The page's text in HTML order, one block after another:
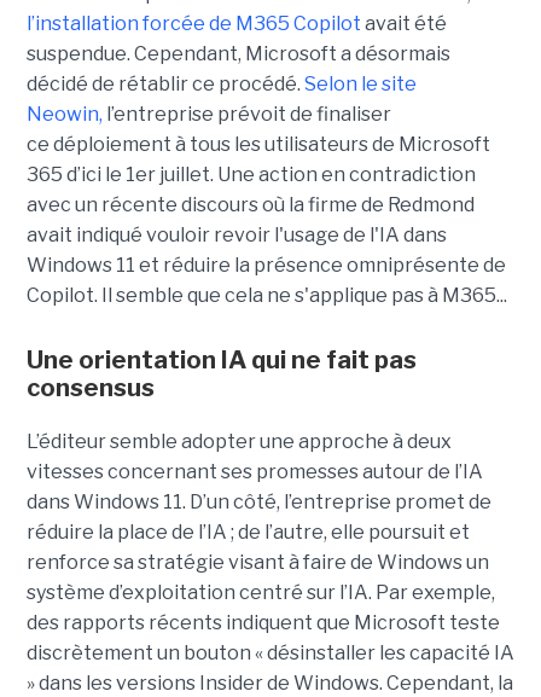
l’installation forcée de M365 Copilot avait été
suspendue. Cependant, Microsoft a désormais
décidé de rétablir ce procédé. Selon le site
Neowin, l’entreprise prévoit de finaliser
ce déploiement à tous les utilisateurs de Microsoft
365 d’ici le 1er juillet. Une action en contradiction
avec un récente discours où la firme de Redmond
avait indiqué vouloir revoir l'usage de l'IA dans
Windows 11 et réduire la présence omniprésente de
Copilot. Il semble que cela ne s'applique pas à M365...
Une orientation IA qui ne fait pas
consensus
L’éditeur semble adopter une approche à deux
vitesses concernant ses promesses autour de l’IA
dans Windows 11. D’un côté, l’entreprise promet de
réduire la place de l’IA ; de l’autre, elle poursuit et
renforce sa stratégie visant à faire de Windows un
système d’exploitation centré sur l’IA. Par exemple,
des rapports récents indiquent que Microsoft teste
discrètement un bouton « désinstaller les capacité IA
» dans les versions Insider de Windows. Cependant, la